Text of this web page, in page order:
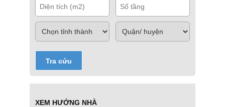
Tra cứu
XEM HƯỚNG NHÀ